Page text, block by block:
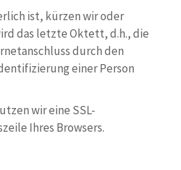
ist, kürzen wir oder
das letzte Oktett, d.h., die
durch den
einer Person
wir eine SSL-
Ihres Browsers.